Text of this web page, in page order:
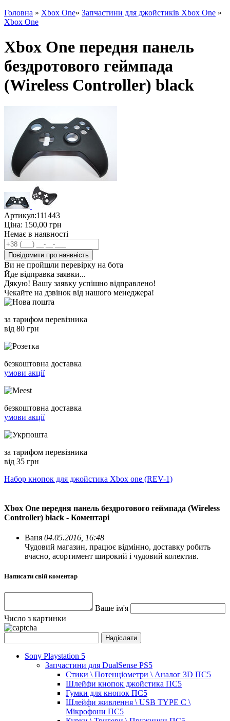
Головна » Xbox One» Запчастини для джойстиків Xbox One »
Xbox One
Xbox One передня панель
бездротового геймпада
(Wireless Controller) black
Артикул:111443
Ціна: 150,00 грн
Немає в наявності
Повідомити про наявність
Ви не пройшли перевірку на бота
Йде відправка заявки...
Дякую! Вашу заявку успішно відправлено!
Чекайте на дзвінок від нашого менеджера!
за тарифом перевізника
від 80 грн
безкоштовна доставка
умови акції
безкоштовна доставка
умови акції
за тарифом перевізника
від 35 грн
Набор кнопок для джойстика Xbox one (REV-1)
Xbox One передня панель бездротового геймпада (Wireless
Controller) black - Коментарі
Ваня 04.05.2016, 16:48
Чудовий магазин, працює відмінно, доставку робить
вчасно, асортимент широкий і чудовий колектив.
Написати свій коментар
Ваше ім'я
Число з картинки
Sony Playstation 5
Запчастини для DualSense PS5
Стики \ Потенціометри \ Аналог 3D ПС5
Шлейфи кнопок джойстика ПС5
Гумки для кнопок ПС5
Шлейфи живлення \ USB TYPE C \
Мікрофони ПС5